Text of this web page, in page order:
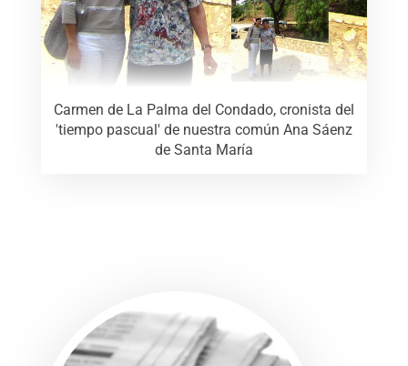
Carmen de La Palma del Condado, cronista del
'tiempo pascual' de nuestra común Ana Sáenz
de Santa María